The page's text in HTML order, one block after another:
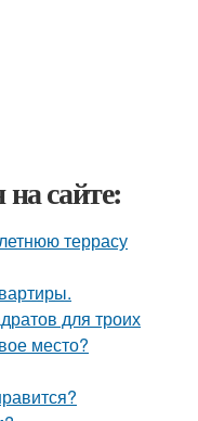
сайте:
террасу
для троих
место?